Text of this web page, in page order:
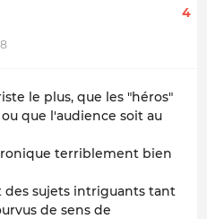
4
le plus, que les "héros"
que l'audience soit au
terriblement bien
des sujets intriguants tant
de sens de